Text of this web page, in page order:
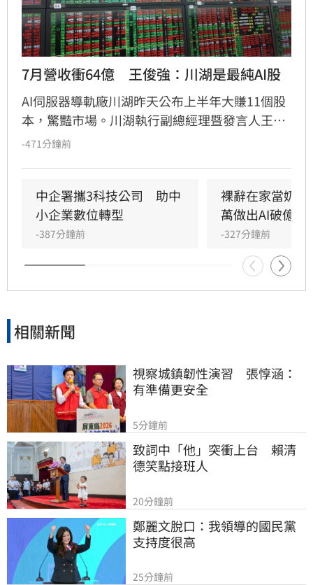
7月營收衝64億　王俊強：川湖是最純AI股
AI伺服器導軌廠川湖昨天公布上半年大賺11個股
本，驚豔市場。川湖執行副總經理暨發言人王俊
強今天在法人說明會中表示，川湖是「台股最純
-471分鐘前
中企署攜3科技公司　助中
小企業數位轉型
-387分鐘前
裸辭在家當奶
萬做出AI破億神
-327分鐘前
相關新聞
視察城鎮韌性演習　張惇涵：
有準備更安全
5分鐘前
致詞中「他」突衝上台　賴清
德笑點接班人
20分鐘前
鄭麗文脫口：我領導的國民黨
支持度很高
25分鐘前